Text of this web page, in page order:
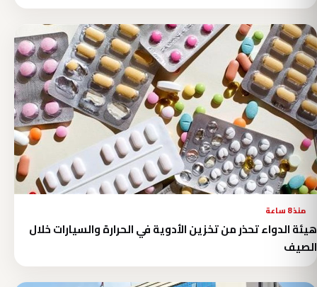
منذ 8 ساعة
هيئة الدواء تحذر من تخزين الأدوية في الحرارة والسيارات خلال
الصيف